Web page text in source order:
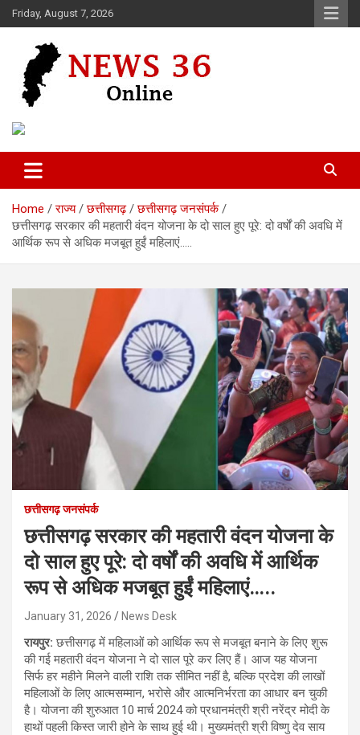
Skip
to
Friday, August 7, 2026
News 36
Home राज्य छत्तीसगढ़
छत्तीसगढ़ जनसंपर्क
छत्तीसगढ़ सरकार की महतारी वंदन योजना के दो साल हुए पूरे: दो वर्षों की अवधि में
आर्थिक रूप से अधिक मजबूत हुईं महिलाएं…..
छत्तीसगढ़ जनसंपर्क
छत्तीसगढ़ सरकार की महतारी वंदन योजना के
दो साल हुए पूरे: दो वर्षों की अवधि में आर्थिक
रूप से अधिक मजबूत हुईं महिलाएं…..
January 31, 2026 News Desk
रायपुर:छत्तीसगढ़ में महिलाओं को आर्थिक रूप से मजबूत बनाने के लिए शुरू
की गई महतारी वंदन योजना ने दो साल पूरे कर लिए हैं। आज यह योजना
सिर्फ हर महीने मिलने वाली राशि तक सीमित नहीं है, बल्कि प्रदेश की लाखों
महिलाओं के लिए आत्मसम्मान, भरोसे और आत्मनिर्भरता का आधार बन चुकी
है। योजना की शुरुआत 10 मार्च 2024 को प्रधानमंत्री श्री नरेंद्र मोदी के
हाथों पहली किस्त जारी होने के साथ हुई थी। मुख्यमंत्री श्री विष्णु देव साय